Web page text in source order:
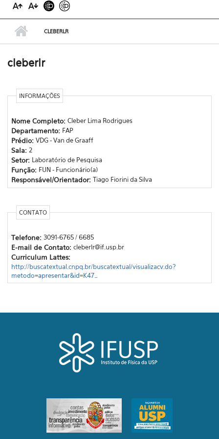
CLEBERLR
cleberlr
INFORMAÇÕES
Nome Completo: Cleber Lima Rodrigues
Departamento: FAP
Prédio: VDG - Van de Graaff
Sala: 2
Setor: Laboratório de Pesquisa
Função: FUN - Funcionário(a)
Responsável/Orientador: Tiago Fiorini da Silva
CONTATO
Telefone: 3091-6765 / 6685
E-mail de Contato: cleberlr@if.usp.br
Curriculum Lattes:
http://buscatextual.cnpq.br/buscatextual/visualizacv.do?
metodo=apresentar&id=K47…